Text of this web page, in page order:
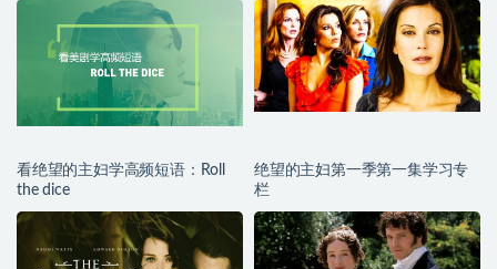
看绝望的主妇学高频短语：Roll
the dice
绝望的主妇第一季第一集学习专
栏